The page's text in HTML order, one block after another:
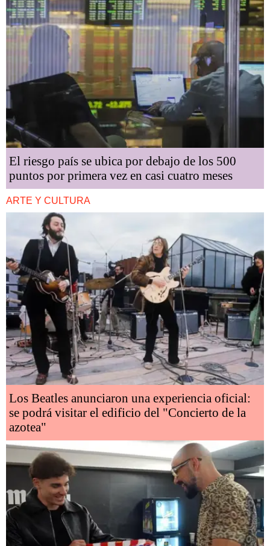
El riesgo país se ubica por debajo de los 500
puntos por primera vez en casi cuatro meses
ARTE Y CULTURA
Los Beatles anunciaron una experiencia oficial:
se podrá visitar el edificio del "Concierto de la
azotea"